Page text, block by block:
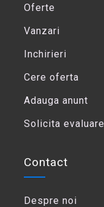
Oferte
Vanzari
Inchirieri
Cere oferta
Adauga anunt
Solicita evaluare
Contact
Despre noi